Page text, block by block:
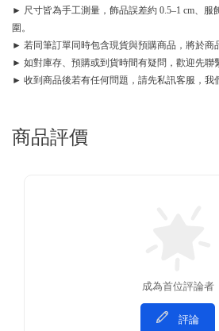
► 尺寸皆為手工測量，飾品誤差約 0.5–1 cm、服
圍。
► 若同筆訂單同時包含現貨與預購商品，將於商
► 如對庫存、預購或到貨時間有疑問，歡迎先聯
► 收到商品後若有任何問題，請先私訊客服，我
商品評價
成為首位評論者
評論